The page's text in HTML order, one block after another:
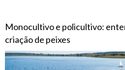
Monocultivo e policultivo:
criação de peixes